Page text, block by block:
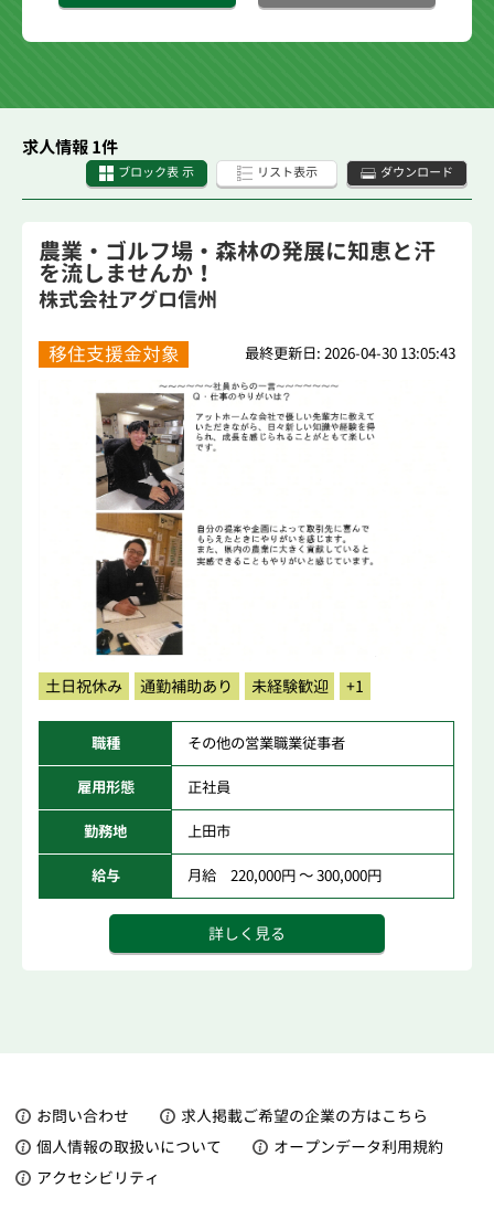
求人情報 1件
ブロック表 示 リスト表示 ダウンロード
農業・ゴルフ場・森林の発展に知恵と汗
を流しませんか！
株式会社アグロ信州
移住支援金対象 最終更新日: 2026-04-30 13:05:43
土日祝休み 通勤補助あり 未経験歓迎 +1
職種 その他の営業職業従事者
雇用形態 正社員
勤務地 上田市
給与 月給 220,000円 ～ 300,000円
詳しく見る
お問い合わせ
求人掲載ご希望の企業の方はこちら
個人情報の取扱いについて
オープンデータ利用規約
アクセシビリティ